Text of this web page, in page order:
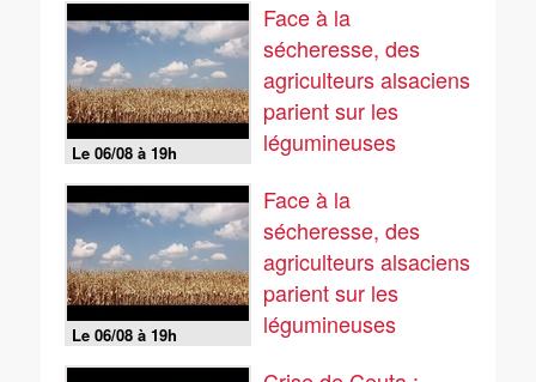
Le 06/08 à 19h
Face à la
sécheresse, des
agriculteurs alsaciens
parient sur les
légumineuses
Le 06/08 à 19h
Face à la
sécheresse, des
agriculteurs alsaciens
parient sur les
légumineuses